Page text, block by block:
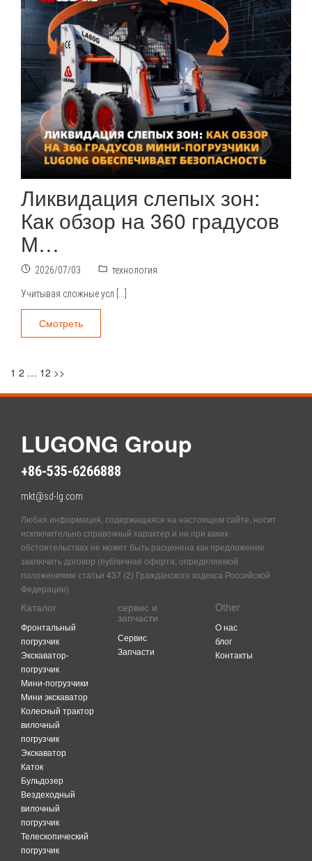
Ликвидация слепых зон:
Как обзор на 360 градусов
М…
2026/07/03 технология
Учитывая сложные усл […]
Смотреть
文
章
页
1 2 … 12 >>
LUGONG Group
+86-535-6266888
mkt@sd-lg.com
Любая информация, содержащаяся на настоящем сайте, носит
исключительно справочный характер и ни при каких
обстоятельствах не может быть расценена как предложение
заключить договор (публичная оферта, определяемой
положениями статьи 437 (2) Гражданского кодекса Российской
Федерации)
Каталог
Фронтальный
погрузчик
Экскаватор-
погрузчик
Мини-погрузчики
Мини экскаватор
Колесный трактор
вилочный
погрузчик
Экскаватор
Каток
Бульдозер
Вездеходный
вилочный
погрузчик
Телескопический
погрузчик
сервис и
запчасти
Сервис
Запчасти
Other
O нас
блог
Контакты